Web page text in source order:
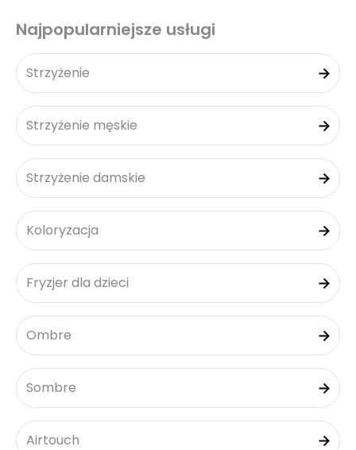
Najpopularniejsze usługi
Strzyżenie
Strzyżenie męskie
Strzyżenie damskie
Koloryzacja
Fryzjer dla dzieci
Ombre
Sombre
Airtouch